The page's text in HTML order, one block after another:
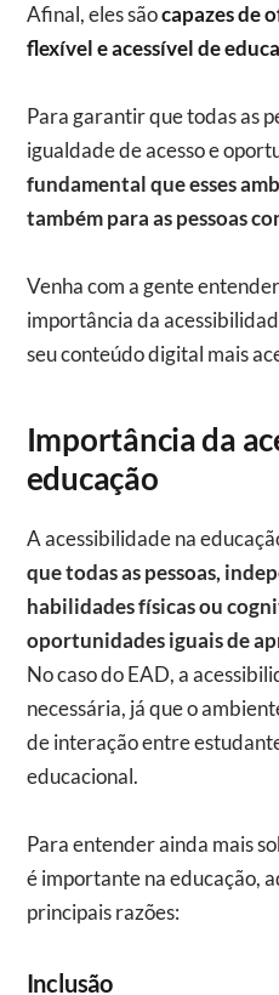
Afinal, eles sãocapazes de
flexível e acessível de
Para garantir que todas as pessoas estudantes tenham
igualdade de acesso e
fundamental que esses
também para as pessoas
Venha com a gente entender mais a fundo sobre a
importância da
seu conteúdo digital mais
Importância da
educação
A acessibilidade na
que todas as pessoas,
habilidades físicas ou
oportunidades iguais de
No caso do EAD, a
necessária, já que o
de interação entre
educacional.
Para entender ainda mais sobre o quão a acessibilidade
é importante na educação,
principais razões:
Inclusão